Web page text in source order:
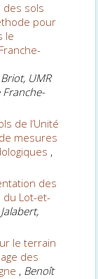
des sols
pour
le
UMR
de l’Unité
mesures
,
des
du Lot-et-
le terrain
des
, Benoît